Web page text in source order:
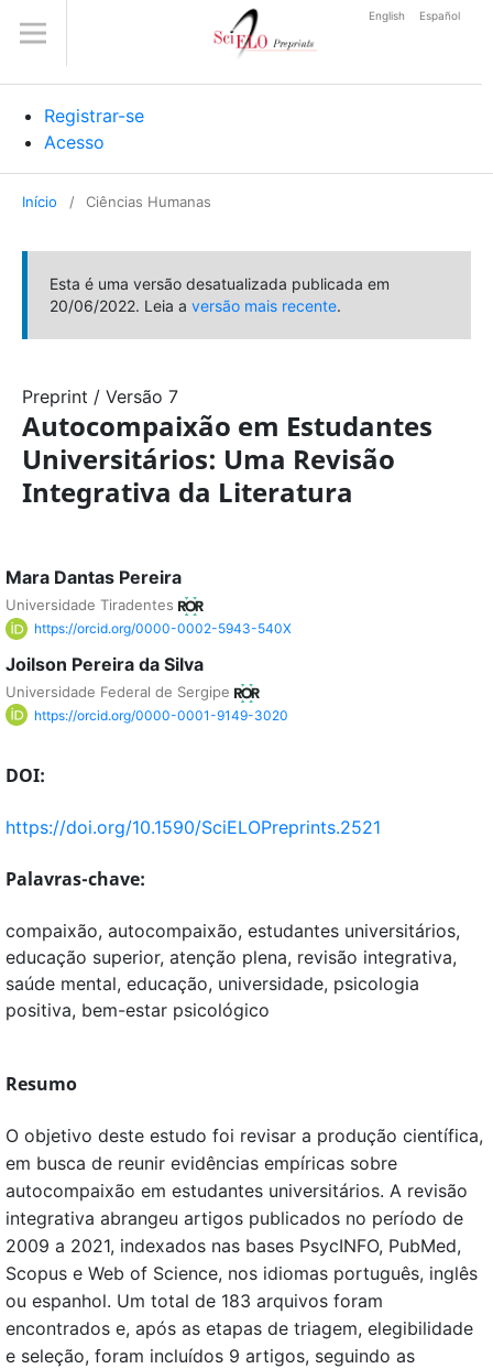
Registrar-se
Acesso
English Español
Início / Ciências Humanas
Esta é uma versão desatualizada publicada em
20/06/2022. Leia a versão mais recente.
Preprint / Versão 7
Autocompaixão em Estudantes
Universitários: Uma Revisão
Integrativa da Literatura
Mara Dantas Pereira
Universidade Tiradentes
https://orcid.org/0000-0002-5943-540X
Joilson Pereira da Silva
Universidade Federal de Sergipe
https://orcid.org/0000-0001-9149-3020
DOI:
https://doi.org/10.1590/SciELOPreprints.2521
Palavras-chave:
compaixão, autocompaixão, estudantes universitários,
educação superior, atenção plena, revisão integrativa,
saúde mental, educação, universidade, psicologia
positiva, bem-estar psicológico
Resumo
O objetivo deste estudo foi revisar a produção científica,
em busca de reunir evidências empíricas sobre
autocompaixão em estudantes universitários. A revisão
integrativa abrangeu artigos publicados no período de
2009 a 2021, indexados nas bases PsycINFO, PubMed,
Scopus e Web of Science, nos idiomas português, inglês
ou espanhol. Um total de 183 arquivos foram
encontrados e, após as etapas de triagem, elegibilidade
e seleção, foram incluídos 9 artigos, seguindo as